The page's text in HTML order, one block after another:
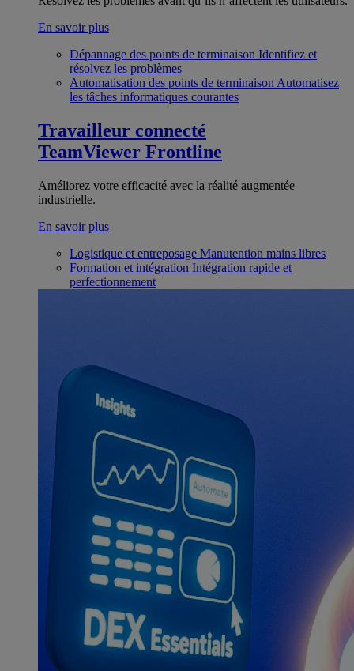
En savoir plus
Dépannage des points de terminaison Identifiez et
résolvez les problèmes
Automatisation des points de terminaison Automatisez
les tâches informatiques courantes
Travailleur connecté
TeamViewer Frontline
Améliorez votre efficacité avec la réalité augmentée
industrielle.
En savoir plus
Logistique et entreposage Manutention mains libres
Formation et intégration Intégration rapide et
perfectionnement